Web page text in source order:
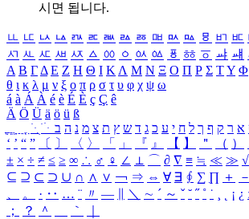
시면 됩니다.
ㅥ ㅦ ㅧ ㅨ ㅩ ㅪ ㅫ ㅬ ㅭ ㅮ ㅯ ㅰ ㅱ ㅲ ㅳ
ㅺ ㅻ ㅼ ㅽ ㅾ ㅿ ㆀ ㆁ ㆂ ㆃ ㆄ ㆅ ㆆ ㆇ ㆈ
Α Β ΓΔ Ε Ζ Η Θ Ι ΚΛ Μ Ν Ξ Ο Π Ρ Σ ΤΥ Φ
θ ι κ λ μ ν ξ ο π ρ σ τ υ φ χ ψ ω
á à Á À é è É È ç Ç ê
Ä Ö Ü ä ö ü ß
ִֶֹ ֻּ ׁׂ א ר ק ף ך ל ח י ע כ ג ד ש ץ ת צ מ נ ה ב
‘ ’ “ ” 〔 〕 〈 〉 「 」 『 』 【 】 ＂ （ ）
± × ÷ ≠ ≤ ≥ ∞ ∴ ♂ ♀ ∠ ⊥ ⌒ ∂ ∇ ≡ ≒ ≪ ≫ √
⊆ ⊇ ⊂ ⊃ ∪ ∩ ∧ ∨ ￢ ⇒ ⇔ ∀ ∃ ∮ ∑ ∏ ＋ －
、
。 · ‥ … ¨ 〃 ― ＼ ∼ ´ ～ ˇ ˘ ˝ ˚ ˙ ¸ ¡ ¿ ː
；
？ ＾ ｀